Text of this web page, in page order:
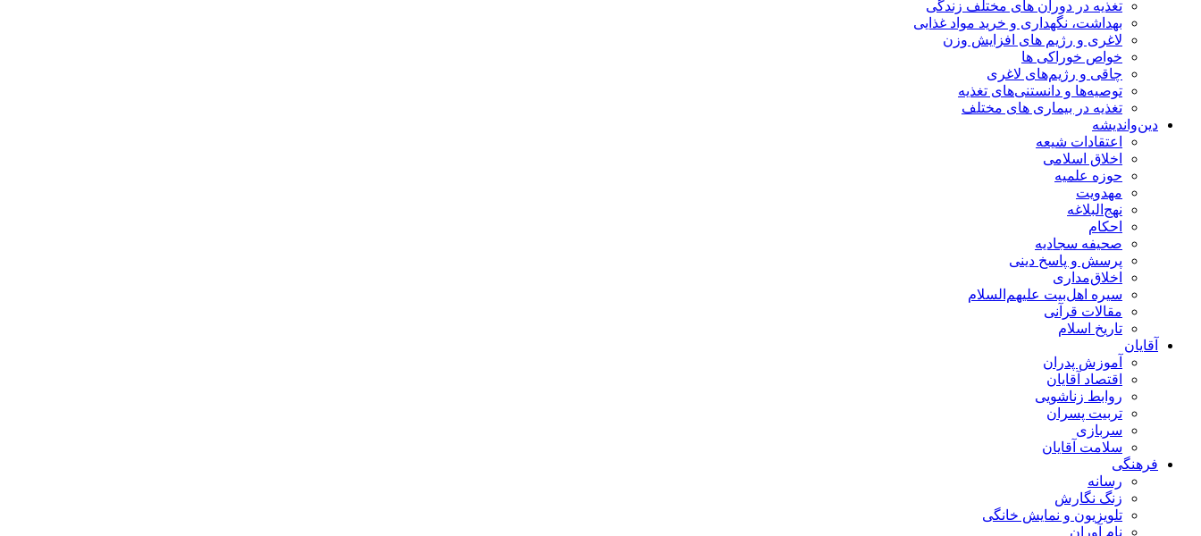
تغذیه در دوران های مختلف زندگی
بهداشت، نگهداری و خرید مواد غذایی
لاغری و رژیم های افزایش وزن
خواص خوراكی ها
چاقی و رژیم‌های لاغری
توصیه‌ها و دانستنی‌های تغذیه
تغذیه در بیماری های مختلف
دین‌واندیشه
اعتقادات شیعه
اخلاق اسلامی
حوزه علمیه
مهدویت
نهج‌البلاغه
احکام
صحیفه سجادیه
پرسش و پاسخ دینی
اخلاق‌مداری
سیره اهل‌بیت علیهم‌السلام
مقالات قرآنی
تاریخ اسلام
آقایان
آموزش پدران
اقتصاد آقایان
روابط زناشویی
تربیت پسران
سربازی
سلامت آقایان
فرهنگی
رسانه
زنگ نگارش
تلویزیون و نمایش خانگی
نام آوران